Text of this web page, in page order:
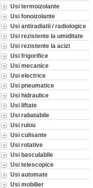
Usi termoizolante
Usi fonoizolante
Usi antiradiatii / radiologice
Usi rezistente la umiditate
Usi rezistente la acizi
Usi frigorifice
Usi mecanice
Usi electrice
Usi pneumatice
Usi hidraulice
Usi liftate
Usi rabatabile
Usi rulou
Usi culisante
Usi rotative
Usi basculabile
Usi telescopice
Usi automate
Usi mobilier